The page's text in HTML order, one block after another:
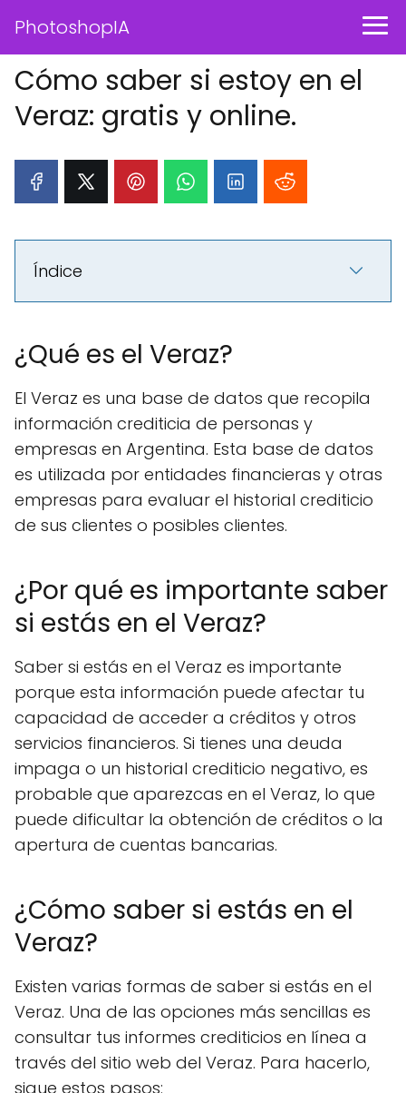
PhotoshopIA
Cómo saber si estoy en el
Veraz: gratis y online.
Índice
¿Qué es el Veraz?
El Veraz es una base de datos que recopila
información crediticia de personas y
empresas en Argentina. Esta base de datos
es utilizada por entidades financieras y otras
empresas para evaluar el historial crediticio
de sus clientes o posibles clientes.
¿Por qué es importante saber
si estás en el Veraz?
Saber si estás en el Veraz es importante
porque esta información puede afectar tu
capacidad de acceder a créditos y otros
servicios financieros. Si tienes una deuda
impaga o un historial crediticio negativo, es
probable que aparezcas en el Veraz, lo que
puede dificultar la obtención de créditos o la
apertura de cuentas bancarias.
¿Cómo saber si estás en el
Veraz?
Existen varias formas de saber si estás en el
Veraz. Una de las opciones más sencillas es
consultar tus informes crediticios en línea a
través del sitio web del Veraz. Para hacerlo,
sigue estos pasos: